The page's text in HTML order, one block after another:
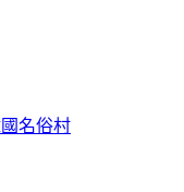
名俗村